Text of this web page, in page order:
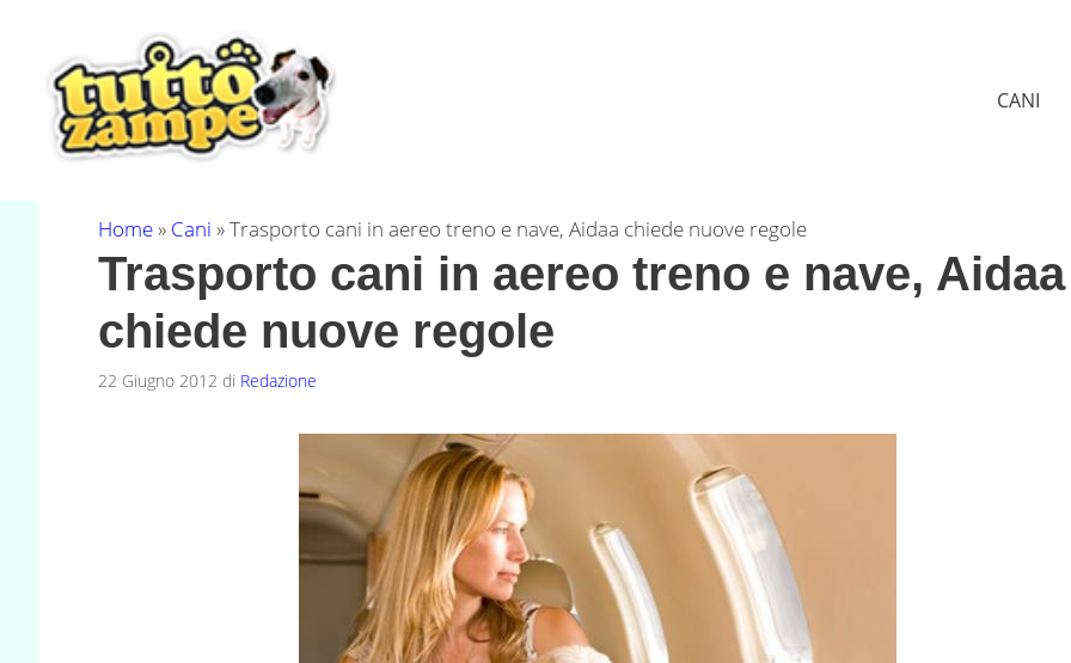
contenuto
CANI
Home» Cani »Trasporto cani in aereo treno e nave, Aidaa chiede nuove regole
Trasporto cani in aereo treno e nave, Aidaa
chiede nuove regole
22 Giugno 2012 di Redazione